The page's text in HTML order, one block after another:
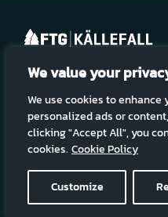
We value your
We use cookies to enhance
personalized ads or
clicking "Accept All", you
cookies. Cookie Policy
Customize
© Autorinės teisės
Sprendimas